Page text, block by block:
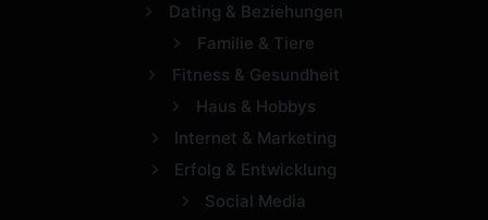
Dating & Beziehungen
Familie & Tiere
Fitness & Gesundheit
Haus & Hobbys
Internet & Marketing
Erfolg & Entwicklung
Social Media